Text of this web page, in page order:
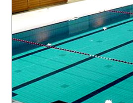
Coordination des travaux
Réception
Facility Management
(période de démarrage)
Financement